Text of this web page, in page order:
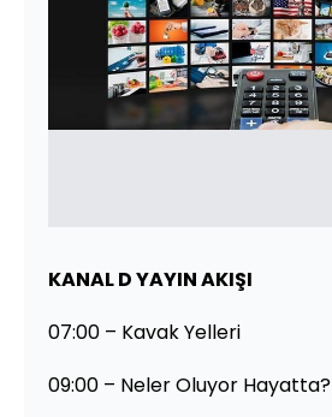
KANAL D YAYIN AKIŞI
07:00 – Kavak Yelleri
09:00 – Neler Oluyor Hayatta?